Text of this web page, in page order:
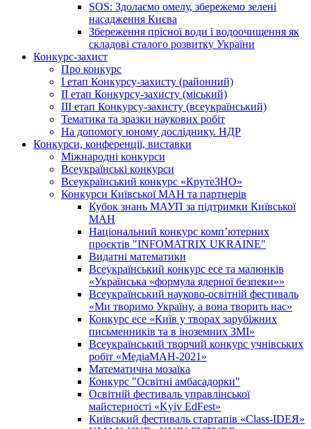
SOS: Здолаємо омелу, збережемо зелені
насадження Києва
Збереження прісної води і водоочищення як
складові сталого розвитку України
Конкурс-захист
Про конкурс
І етап Конкурсу-захисту (районний)
ІІ етап Конкурсу-захисту (міський)
ІІІ етап Конкурсу-захисту (всеукраїнський)
Тематика та зразки наукових робіт
На допомогу юному досліднику. НДР
Конкурси, конференції, виставки
Міжнародні конкурси
Всеукраїнські конкурси
Всеукраїнський конкурс «КрутеЗНО»
Конкурси Київської МАН та партнерів
Кубок знань МАУП за підтримки Київської
МАН
Національний конкурс комп’ютерних
проєктів "INFOMATRIX UKRAINE"
Видатні математики
Всеукраїнський конкурс есе та малюнків
«Українська «формула ядерної безпеки»»
Всеукраїнський науково-освітній фестиваль
«Ми творимо Україну, а вона творить нас»
Конкурс есе «Київ у творах зарубіжних
письменників та в іноземних ЗМІ»
Всеукраїнський творчий конкурс учнівських
робіт «МедіаМАН-2021»
Математична мозаїка
Конкурс "Освітні амбасадорки"
Освітній фестиваль управлінської
майстерності «Kyiv EdFest»
Київський фестиваль стартапів «Class-IDEЯ»